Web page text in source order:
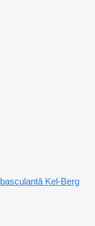
Kel-Berg